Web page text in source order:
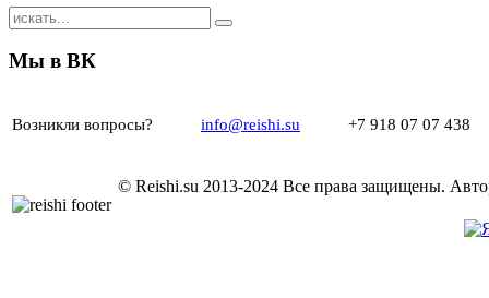
Мы в ВК
Возникли вопросы? info@reishi.su +7 918 07 07
© Reishi.su 2013-2024 Все права защищены.